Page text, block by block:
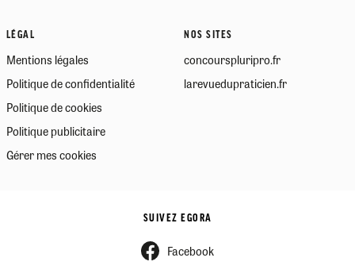
LÉGAL
Mentions légales
Politique de confidentialité
Politique de cookies
Politique publicitaire
Gérer mes cookies
NOS SITES
concourspluripro.fr
larevuedupraticien.fr
SUIVEZ EGORA
Facebook